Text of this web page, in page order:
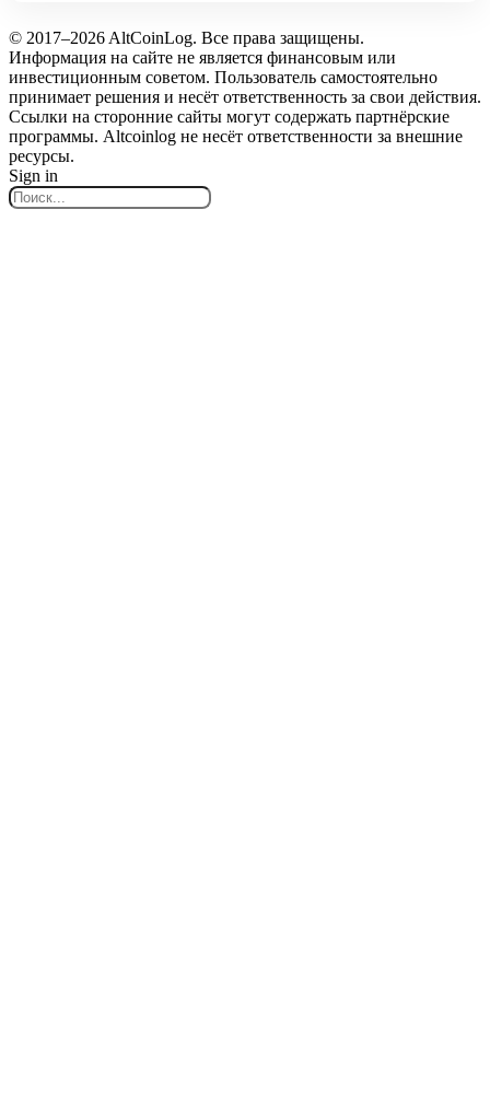
© 2017–2026 AltCoinLog. Все права защищены.
Информация на сайте не является финансовым или
инвестиционным советом. Пользователь самостоятельно
принимает решения и несёт ответственность за свои действия.
Ссылки на сторонние сайты могут содержать партнёрские
программы. Altcoinlog не несёт ответственности за внешние
ресурсы.
Sign in